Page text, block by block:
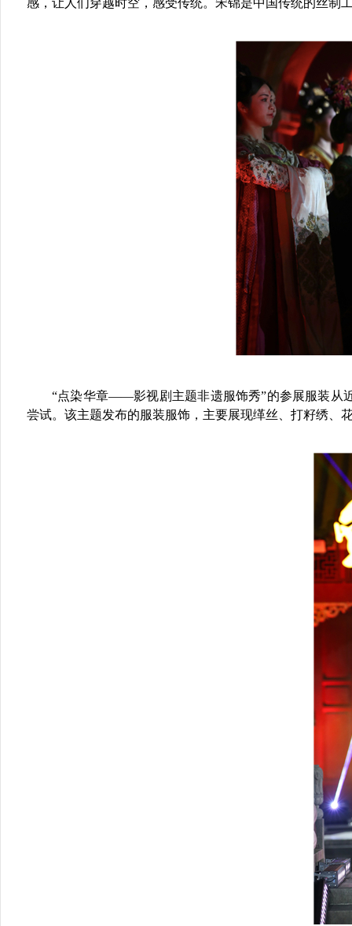
感，让人们穿越时空，感受传统。宋锦是中国传统的丝制
“点染华章——影视剧主题非遗服饰秀”的参展服装从
尝试。该主题发布的服装服饰，主要展现缂丝、打籽绣、